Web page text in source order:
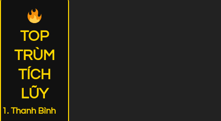
TOP
TRÙM
TÍCH
LŨY
Thanh Bình